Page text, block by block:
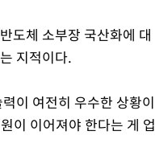
도체 소부장 국산화에 대
지적이다.
이 여전히 우수한 상황이
이 이어져야 한다는 게 업